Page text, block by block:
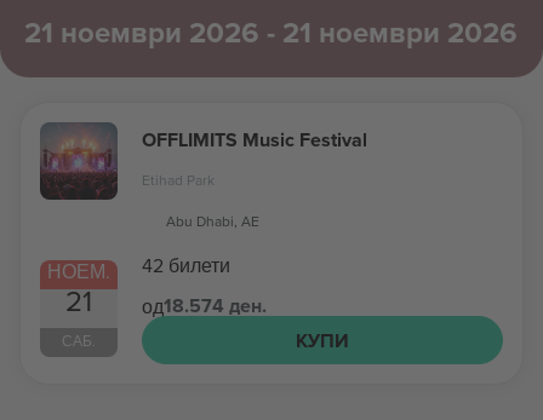
21 ноември 2026 - 21 ноември 2026
НОЕМ.
21
САБ.
OFFLIMITS Music Festival
Etihad Park
Abu Dhabi, AE
42 билети
од18.574 ден.
КУПИ